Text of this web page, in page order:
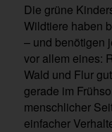
Die grüne
Wildtiere haben
– und benötigen
vor allem eines:
Wald und Flur
gerade im
menschlicher
einfacher